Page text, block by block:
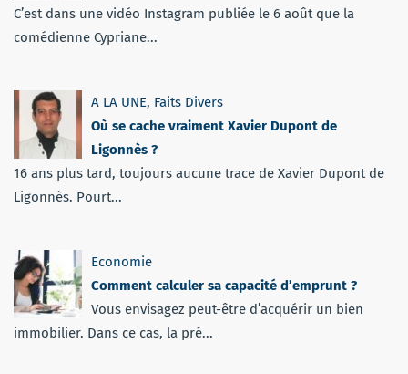
C’est dans une vidéo Instagram publiée le 6 août que la
comédienne Cypriane...
A LA UNE, Faits Divers
Où se cache vraiment Xavier Dupont de
Ligonnès ?
16 ans plus tard, toujours aucune trace de Xavier Dupont de
Ligonnès. Pourt...
Economie
Comment calculer sa capacité d’emprunt ?
Vous envisagez peut-être d’acquérir un bien
immobilier. Dans ce cas, la pré...